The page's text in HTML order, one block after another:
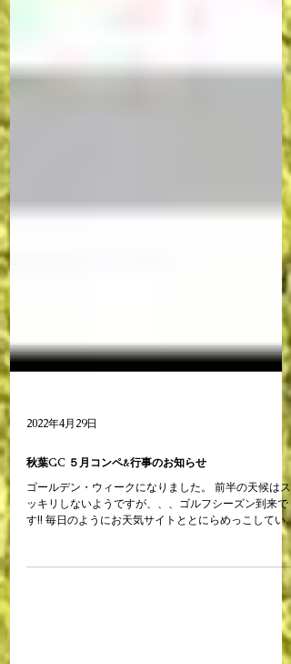
2022年4月29日
ゴールデン・ウィークになりました。 前半の天候はス
ッキリしないようですが、、、ゴルフシーズン到来で
す!! 毎日のようにお天気サイトととにらめっこしている
方も多いのでは(^o^) 秋葉ゴルフ倶楽部ではGW期間中